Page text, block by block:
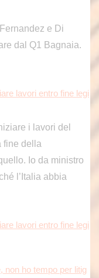
e Di
dal Q1 Bagnaia.
lavori entro fine legi
i lavori del
fine della
Io da ministro
l’Italia abbia
lavori entro fine legi
non ho tempo per litig